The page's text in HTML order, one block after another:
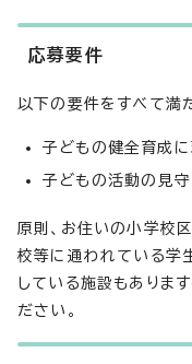
応募要件
以下の要件をすべて満
子どもの健全育成
子どもの活動の見
原則、お住いの小学校
校等に通われている学
している施設もありま
ださい。